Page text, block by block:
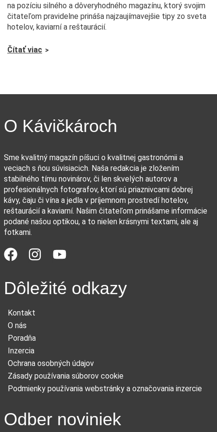
na pozíciu silného a dôveryhodného magazínu, ktorý svojim
čitateľom pravidelne prináša najzaujímavejšie tipy zo sveta
hotelov, kaviarní a reštaurácií.
Čítať viac
O Kávičkároch
Sme kvalitný magazín píšuci o kvalitnej gastronómii a
veciach s ňou súvisiacich. Naša redakcia je zložením
stabilného tímu novinárov, či len skvelých autorov a
profesionálnych fotografov, ktorí sú priaznivcami dobrej
kávy, čaju či vína a jedla v príjemnom prostredí hotelov,
reštaurácií a kaviarní. Našim čitateľom prinášame informácie
podané našou optikou, a to nielen krásnymi textami, ale aj
fotkami.
Dôležité odkazy
Kontakt
O nás
Poradňa
Inzercia
Ochrana osobných údajov
Zásady používania súborov cookie
Podmienky používania webstránky a označovania inzercie
Odber noviniek